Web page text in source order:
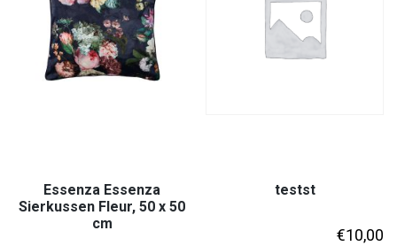
Essenza Essenza
Sierkussen Fleur, 50 x 50
cm
testst
€10,00